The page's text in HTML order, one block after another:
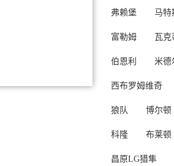
弗赖堡 马特
富勒姆 瓦克
伯恩利 米德
西布罗姆维奇
狼队 博尔顿
科隆 布莱顿
昌原LG猎隼